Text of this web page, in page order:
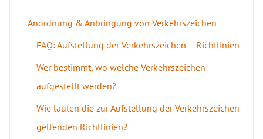
Anordnung & Anbringung von Verkehrszeichen
FAQ: Aufstellung der Verkehrszeichen – Richtlinien
Wer bestimmt, wo welche Verkehrszeichen
aufgestellt werden?
Wie lauten die zur Aufstellung der Verkehrszeichen
geltenden Richtlinien?